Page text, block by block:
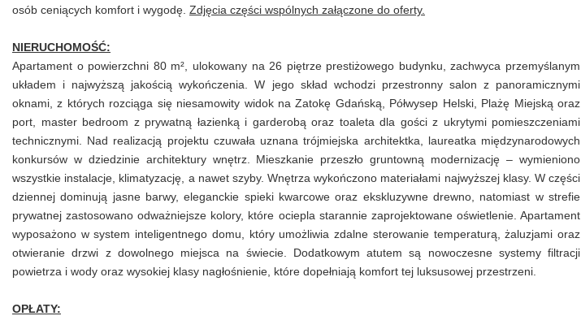
osób ceniących komfort i wygodę. Zdjęcia części wspólnych załączone do oferty.
NIERUCHOMOŚĆ:
Apartament o powierzchni 80 m², ulokowany na 26 piętrze prestiżowego budynku, zachwyca przemyślanym
układem i najwyższą jakością wykończenia. W jego skład wchodzi przestronny salon z panoramicznymi
oknami, z których rozciąga się niesamowity widok na Zatokę Gdańską, Półwysep Helski, Plażę Miejską oraz
port, masterbedroom z prywatną łazienką i garderobą oraz toaleta dla gości z ukrytymi pomieszczeniami
technicznymi. Nad realizacją projektu czuwała uznana trójmiejska architektka, laureatka międzynarodowych
konkursów w dziedzinie architektury wnętrz. Mieszkanie przeszło gruntowną modernizację – wymieniono
wszystkie instalacje, klimatyzację, a nawet szyby. Wnętrza wykończono materiałami najwyższej klasy. W części
dziennej dominują jasne barwy, eleganckie spieki kwarcowe oraz ekskluzywne drewno, natomiast w strefie
prywatnej zastosowano odważniejsze kolory, które ociepla starannie zaprojektowane oświetlenie. Apartament
wyposażono w system inteligentnego domu, który umożliwia zdalne sterowanie temperaturą, żaluzjami oraz
otwieranie drzwi z dowolnego miejsca na świecie. Dodatkowym atutem są nowoczesne systemy filtracji
powietrza i wody oraz wysokiej klasy nagłośnienie, które dopełniają komfort tej luksusowej przestrzeni.
OPŁATY: